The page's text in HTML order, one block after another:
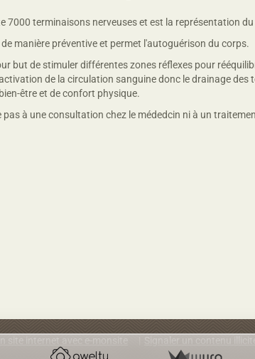
7000 terminaisons nerveuses et est la représentation du
manière préventive et permet l'autoguérison du corps.
but de stimuler différentes zones réflexes pour
de la circulation sanguine donc le drainage des
être et de confort physique.
à une consultation chez le médedcin ni à un
site internet avec e-monsite